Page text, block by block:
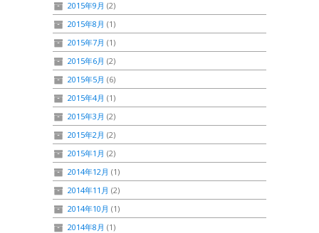
2015年9月 (2)
2015年8月 (1)
2015年7月 (1)
2015年6月 (2)
2015年5月 (6)
2015年4月 (1)
2015年3月 (2)
2015年2月 (2)
2015年1月 (2)
2014年12月 (1)
2014年11月 (2)
2014年10月 (1)
2014年8月 (1)